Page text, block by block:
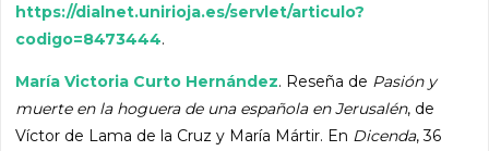
https://dialnet.unirioja.es/servlet/articulo?
codigo=8473444.
María Victoria Curto Hernández. Reseña de Pasión y
muerte en la hoguera de una española en Jerusalén, de
Víctor de Lama de la Cruz y María Mártir. En Dicenda, 36